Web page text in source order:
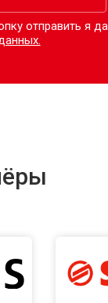
отправить я